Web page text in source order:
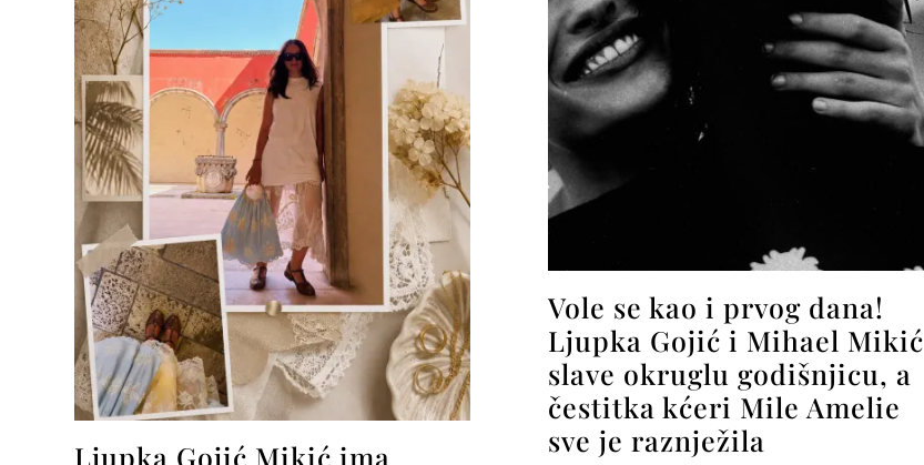
Ljupka Gojić Mikić ima
Vole se kao i prvog dana!
Ljupka Gojić i Mihael Mikić
slave okruglu godišnjicu, a
čestitka kćeri Mile Amelie
sve je raznježila